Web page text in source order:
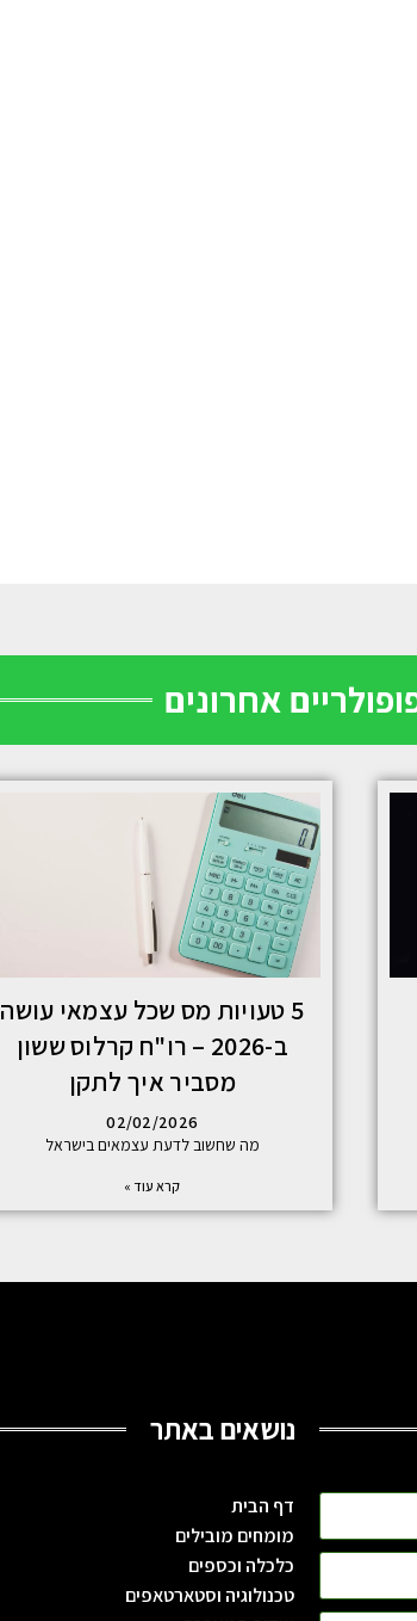
אחרונים
5 טעויות מס שכל עצמאי עושה
ב-2026 – רו"ח קרלוס ששון
מסביר איך לתקן
02/02/2026
מה שחשוב לדעת עצמאים בישראל
קרא עוד »
נושאים באתר
דף הבית
מומחים מובילים
כלכלה וכספים
טכנולוגיה וסטארטאפים